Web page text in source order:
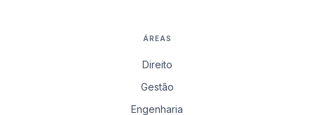
ÁREAS
Direito
Gestão
Engenharia